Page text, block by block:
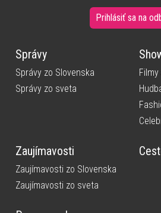
Prihlásiť sa na
Správy
Správy zo Slovenska
Správy zo sveta
Zaujímavosti
Zaujímavosti zo Slovenska
Zaujímavosti zo sveta